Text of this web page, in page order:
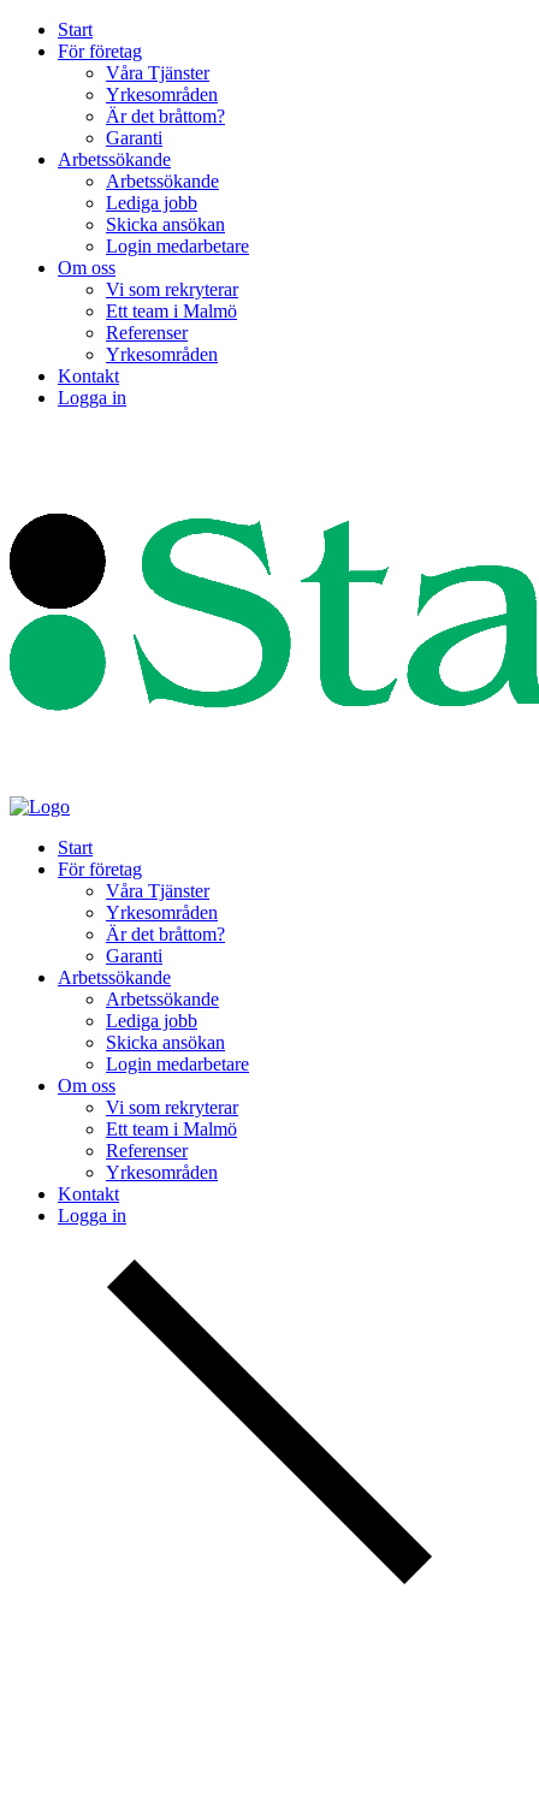
Start
För företag
Våra Tjänster
Yrkesområden
Är det bråttom?
Garanti
Arbetssökande
Arbetssökande
Lediga jobb
Skicka ansökan
Login medarbetare
Om oss
Vi som rekryterar
Ett team i Malmö
Referenser
Yrkesområden
Kontakt
Logga in
Start
För företag
Våra Tjänster
Yrkesområden
Är det bråttom?
Garanti
Arbetssökande
Arbetssökande
Lediga jobb
Skicka ansökan
Login medarbetare
Om oss
Vi som rekryterar
Ett team i Malmö
Referenser
Yrkesområden
Kontakt
Logga in